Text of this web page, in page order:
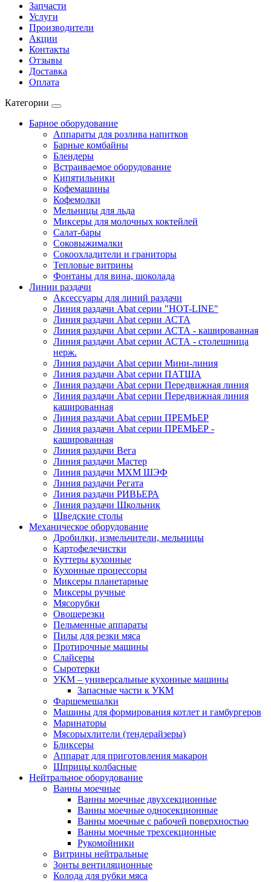
Запчасти
Услуги
Производители
Акции
Контакты
Отзывы
Доставка
Оплата
Категории
Барное оборудование
Аппараты для розлива напитков
Барные комбайны
Блендеры
Встраиваемое оборудование
Кипятильники
Кофемашины
Кофемолки
Мельницы для льда
Миксеры для молочных коктейлей
Салат-бары
Соковыжималки
Сокоохладители и граниторы
Тепловые витрины
Фонтаны для вина, шоколада
Линии раздачи
Аксессуары для линий раздачи
Линия раздачи Abat серии "HOT-LINE"
Линия раздачи Abat серии АСТА
Линия раздачи Abat серии АСТА - кашированная
Линия раздачи Abat серии АСТА - столешница
нерж.
Линия раздачи Abat серии Мини-линия
Линия раздачи Abat серии ПАТША
Линия раздачи Abat серии Передвижная линия
Линия раздачи Abat серии Передвижная линия
кашированная
Линия раздачи Abat серии ПРЕМЬЕР
Линия раздачи Abat серии ПРЕМЬЕР -
кашированная
Линия раздачи Вега
Линия раздачи Мастер
Линия раздачи МХМ ШЭФ
Линия раздачи Регата
Линия раздачи РИВЬЕРА
Линия раздачи Школьник
Шведские столы
Механическое оборудование
Дробилки, измельчители, мельницы
Картофелечистки
Куттеры кухонные
Кухонные процессоры
Миксеры планетарные
Миксеры ручные
Мясорубки
Овощерезки
Пельменные аппараты
Пилы для резки мяса
Протирочные машины
Слайсеры
Сыротерки
УКМ – универсальные кухонные машины
Запасные части к УКМ
Фаршемешалки
Машины для формирования котлет и гамбургеров
Маринаторы
Мясорыхлители (тендерайзеры)
Бликсеры
Аппарат для приготовления макарон
Шприцы колбасные
Нейтральное оборудование
Ванны моечные
Ванны моечные двухсекционные
Ванны моечные односекционные
Ванны моечные с рабочей поверхностью
Ванны моечные трехсекционные
Рукомойники
Витрины нейтральные
Зонты вентиляционные
Колода для рубки мяса